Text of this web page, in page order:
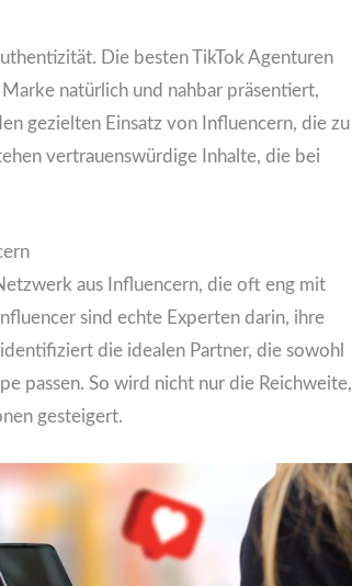
Die besten TikTok Agenturen
natürlich und nahbar präsentiert,
gezielten Einsatz von Influencern, die zu
vertrauenswürdige Inhalte, die bei
aus Influencern, die oft eng mit
sind echte Experten darin, ihre
die idealen Partner, die sowohl
passen. So wird nicht nur die Reichweite,
gesteigert.